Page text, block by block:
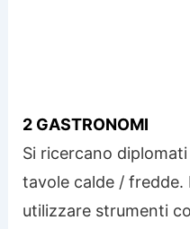
2 GASTRONOMI
Si ricercano
tavole calde / fredde.
utilizzare strumenti